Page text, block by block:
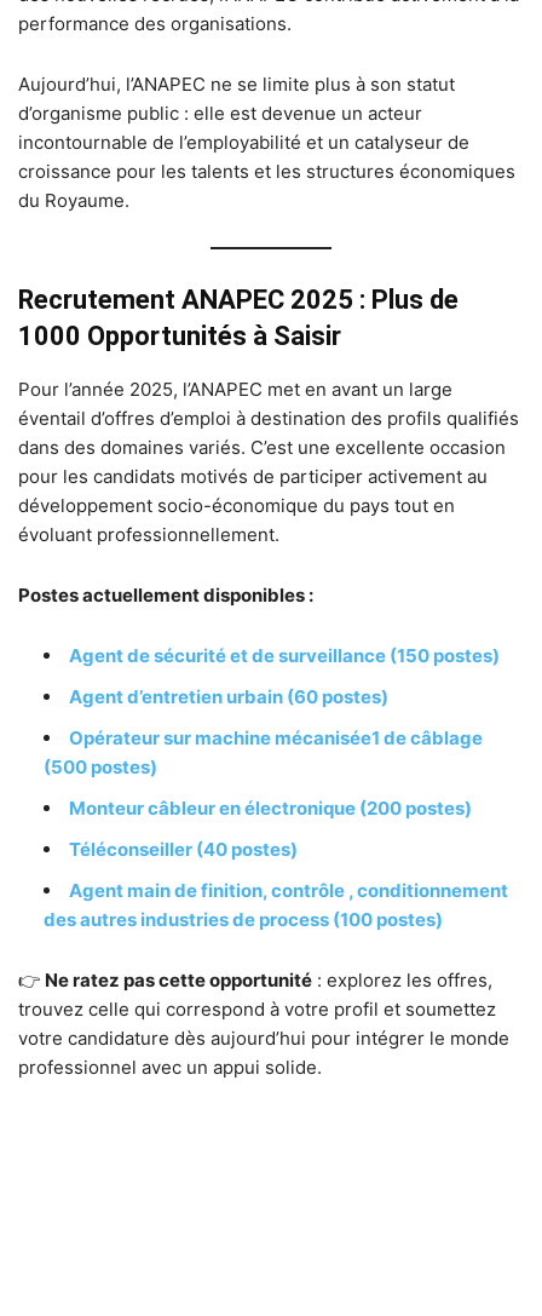
performance des organisations.
Aujourd’hui, l’ANAPEC ne se limite plus à son statut
d’organisme public : elle est devenue un acteur
incontournable de l’employabilité et un catalyseur de
croissance pour les talents et les structures économiques
du Royaume.
Recrutement ANAPEC 2025 : Plus de
1000 Opportunités à Saisir
Pour l’année 2025, l’ANAPEC met en avant un large
éventail d’offres d’emploi à destination des profils qualifiés
dans des domaines variés. C’est une excellente occasion
pour les candidats motivés de participer activement au
développement socio-économique du pays tout en
évoluant professionnellement.
Postes actuellement disponibles :
Agent de sécurité et de surveillance (150 postes)
Agent d’entretien urbain (60 postes)
Opérateur sur machine mécanisée1 de câblage
(500 postes)
Monteur câbleur en électronique (200 postes)
Téléconseiller (40 postes)
Agent main de finition, contrôle , conditionnement
des autres industries de process (100 postes)
👉 Ne ratez pas cette opportunité : explorez les offres,
trouvez celle qui correspond à votre profil et soumettez
votre candidature dès aujourd’hui pour intégrer le monde
professionnel avec un appui solide.